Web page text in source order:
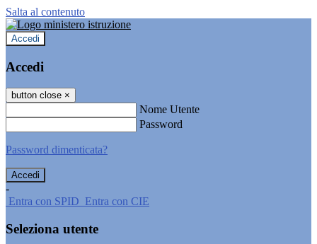
Salta al contenuto
Accedi
Accedi
button close ×
Nome Utente
Password
Password dimenticata?
-
Entra con SPID Entra con CIE
Seleziona utente